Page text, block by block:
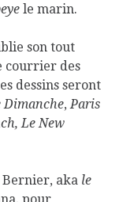
le marin.
son tout
courrier des
dessins seront
Dimanche,Paris
Le New
Bernier, aka le